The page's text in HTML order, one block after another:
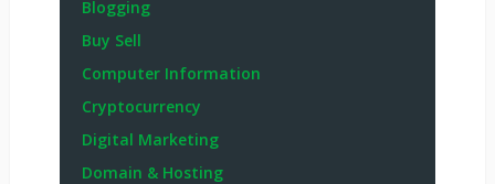
Blogging
Buy Sell
Computer Information
Cryptocurrency
Digital Marketing
Domain & Hosting